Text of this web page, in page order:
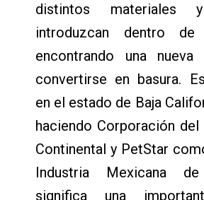
distintos
introduzcan dentro de
encontrando una nueva
convertirse en basura.
en el estado de Baja
haciendo Corporación del
Continental y PetStar
Industria Mexicana de
significa una